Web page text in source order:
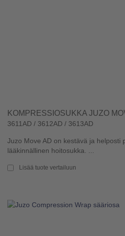
KOMPRESSIOSUKKA JUZO
3611AD / 3612AD / 3613AD
Juzo Move AD on kestävä ja helposti
lääkinnällinen hoitosukka. ...
Lisää tuote vertailuun